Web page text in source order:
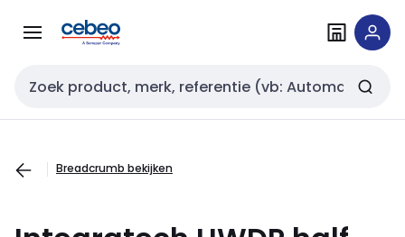
naar
naar
Zoekveld invoer
Breadcrumb bekijken